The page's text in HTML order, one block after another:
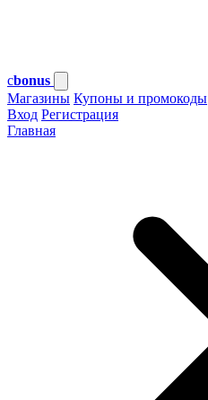
cbonus
Магазины Купоны и промокоды
Вход Регистрация
Главная